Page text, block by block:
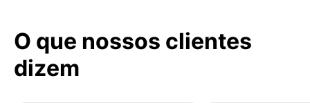
O que nossos clientes
dizem